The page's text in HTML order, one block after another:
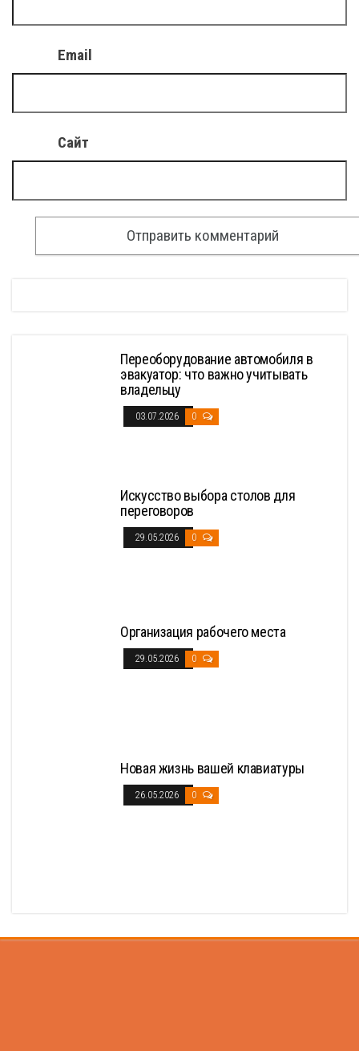
Email
Сайт
Переоборудование автомобиля в
эвакуатор: что важно учитывать
владельцу
03.07.2026 0
Искусство выбора столов для
переговоров
29.05.2026 0
Организация рабочего места
29.05.2026 0
Новая жизнь вашей клавиатуры
26.05.2026 0